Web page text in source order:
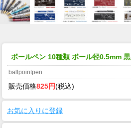
ボールペン 10種類 ボール径0.5mm 黒
ballpointpen
販売価格825円(税込)
お気に入りに登録